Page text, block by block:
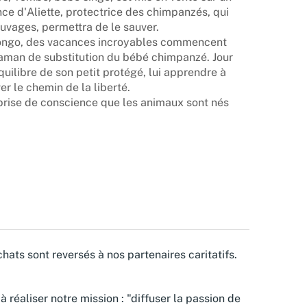
d'Aliette, protectrice des chimpanzés, qui
permettra de le sauver.
des vacances incroyables commencent
de substitution du bébé chimpanzé. Jour
de son petit protégé, lui apprendre à
le chemin de la liberté.
de conscience que les animaux sont nés
sont reversés à nos partenaires caritatifs.
réaliser notre mission : "diffuser la passion de